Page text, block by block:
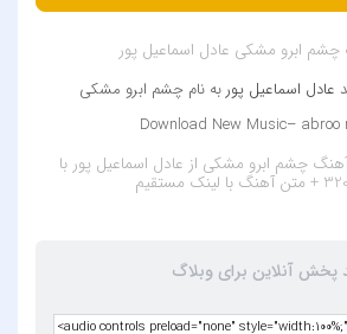
ابرو مشکی عادل اسماعیل پور
عادل اسماعیل پوربه نام چشم ابرو مشکی
Download New Music– abroo
آهنگ چشم ابرو مشکی از عادل اسماعیل پور با
با لینک مستقیم
پخش آنلاین برای وبلاگ